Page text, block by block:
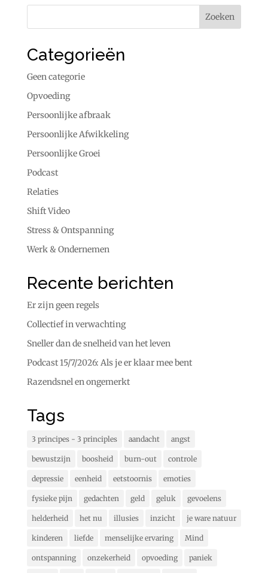
Categorieën
Geen categorie
Opvoeding
Persoonlijke afbraak
Persoonlijke Afwikkeling
Persoonlijke Groei
Podcast
Relaties
Shift Video
Stress & Ontspanning
Werk & Ondernemen
Recente berichten
Er zijn geen regels
Collectief in verwachting
Sneller dan de snelheid van het leven
Podcast 15/7/2026: Als je er klaar mee bent
Razendsnel en ongemerkt
Tags
3 principes - 3 principles aandacht angst
bewustzijn boosheid burn-out controle
depressie eenheid eetstoornis emoties
fysieke pijn gedachten geld geluk gevoelens
helderheid het nu illusies inzicht je ware natuur
kinderen liefde menselijke ervaring Mind
ontspanning onzekerheid opvoeding paniek